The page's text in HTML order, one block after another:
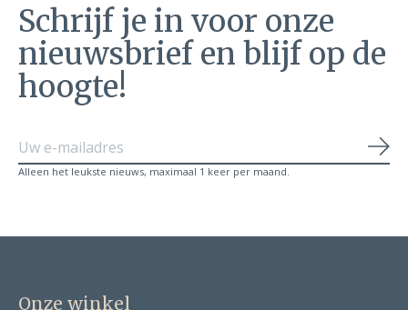
Schrijf je in voor onze
nieuwsbrief en blijf op de
hoogte!
Alleen het leukste nieuws, maximaal 1 keer per maand.
Onze winkel